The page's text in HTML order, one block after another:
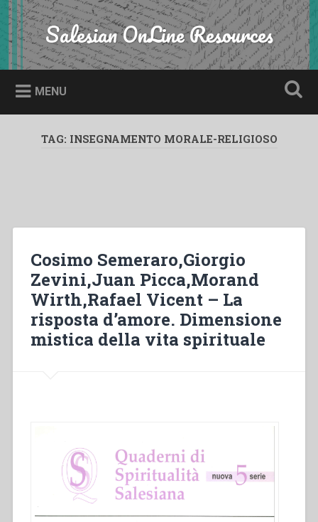
Skip
to
content
Search Salesian OnLine Resources
MENU
TAG: INSEGNAMENTO MORALE-RELIGIOSO
Cosimo Semeraro,Giorgio
Zevini,Juan Picca,Morand
Wirth,Rafael Vicent – La
risposta d’amore. Dimensione
mistica della vita spirituale